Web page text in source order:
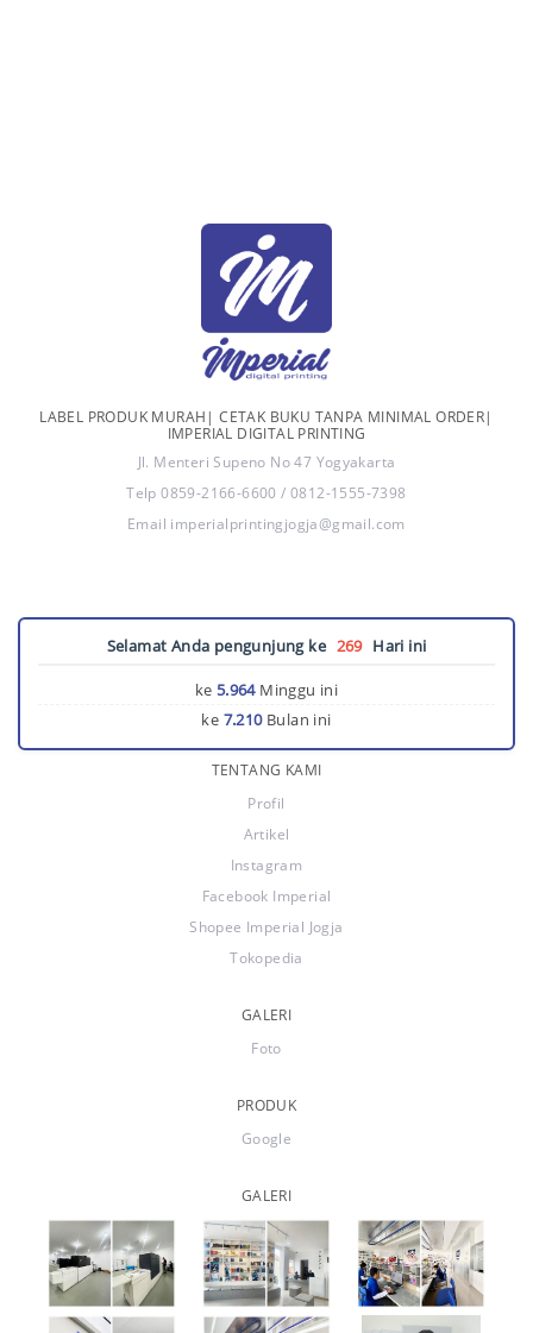
LABEL PRODUK MURAH| CETAK BUKU TANPA MINIMAL ORDER|
IMPERIAL DIGITAL PRINTING
Jl. Menteri Supeno No 47 Yogyakarta
Telp 0859-2166-6600 / 0812-1555-7398
Email imperialprintingjogja@gmail.com
Selamat Anda pengunjung ke 269 Hari ini
ke 5.964Minggu ini
ke 7.210Bulan ini
TENTANG KAMI
Profil
Artikel
Instagram
Facebook Imperial
Shopee Imperial Jogja
Tokopedia
GALERI
Foto
PRODUK
Google
GALERI